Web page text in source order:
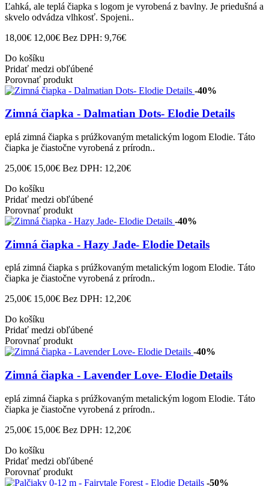
Ľahká, ale teplá čiapka s logom je vyrobená z bavlny. Je priedušná a
skvelo odvádza vlhkosť. Spojeni..
18,00€ 12,00€ Bez DPH: 9,76€
Do košíku
Pridať medzi obľúbené
Porovnať produkt
-40%
Zimná čiapka - Dalmatian Dots- Elodie Details
eplá zimná čiapka s prúžkovaným metalickým logom Elodie. Táto
čiapka je čiastočne vyrobená z prírodn..
25,00€ 15,00€ Bez DPH: 12,20€
Do košíku
Pridať medzi obľúbené
Porovnať produkt
-40%
Zimná čiapka - Hazy Jade- Elodie Details
eplá zimná čiapka s prúžkovaným metalickým logom Elodie. Táto
čiapka je čiastočne vyrobená z prírodn..
25,00€ 15,00€ Bez DPH: 12,20€
Do košíku
Pridať medzi obľúbené
Porovnať produkt
-40%
Zimná čiapka - Lavender Love- Elodie Details
eplá zimná čiapka s prúžkovaným metalickým logom Elodie. Táto
čiapka je čiastočne vyrobená z prírodn..
25,00€ 15,00€ Bez DPH: 12,20€
Do košíku
Pridať medzi obľúbené
Porovnať produkt
-50%